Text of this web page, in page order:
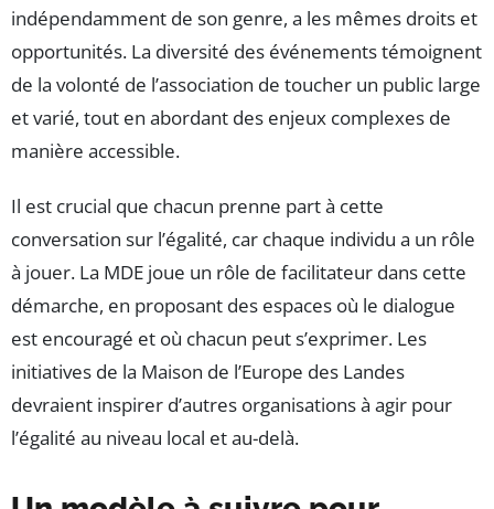
indépendamment de son genre, a les mêmes droits et
opportunités. La diversité des événements témoignent
de la volonté de l’association de toucher un public large
et varié, tout en abordant des enjeux complexes de
manière accessible.
Il est crucial que chacun prenne part à cette
conversation sur l’égalité, car chaque individu a un rôle
à jouer. La MDE joue un rôle de facilitateur dans cette
démarche, en proposant des espaces où le dialogue
est encouragé et où chacun peut s’exprimer. Les
initiatives de la Maison de l’Europe des Landes
devraient inspirer d’autres organisations à agir pour
l’égalité au niveau local et au-delà.